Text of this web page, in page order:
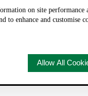
on site performance
to enhance and customise
Allow All